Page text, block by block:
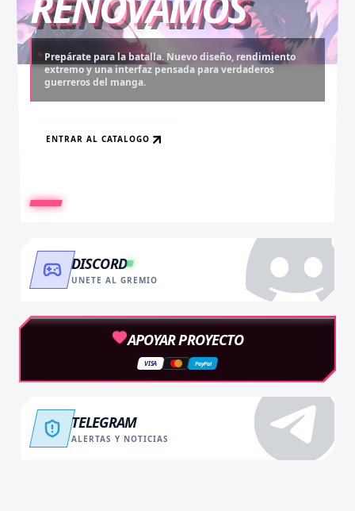
Prepárate para la batalla. Nuevo diseño, rendimiento
extremo y una interfaz pensada para verdaderos
guerreros del manga.
ENTRAR AL CATALOGO
Desbloquea capítulos legendarios. Recarga tus monedas
y accede al contenido más exclusivo sin límites.
RECARGAR AHORA
Asciende al rango máximo. Experiencia sin anuncios,
descargas infinitas y acceso anticipado.
VER BENEFICIOS
DISCORD
UNETE AL GREMIO
APOYAR PROYECTO
VISA PayPal
TELEGRAM
ALERTAS Y NOTICIAS